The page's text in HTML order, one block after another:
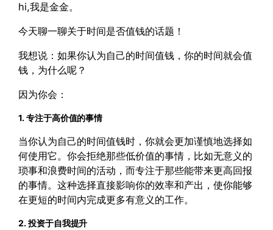
hi,我是金金。
今天聊一聊关于时间是否值钱的话题！
我想说：如果你认为自己的时间值钱，你的时间就会值
钱，为什么呢？
因为你会：
1. 专注于高价值的事情
当你认为自己的时间值钱时，你就会更加谨慎地选择如
何使用它。你会拒绝那些低价值的事情，比如无意义的
琐事和浪费时间的活动，而专注于那些能带来更高回报
的事情。这种选择直接影响你的效率和产出，使你能够
在更短的时间内完成更多有意义的工作。
2. 投资于自我提升